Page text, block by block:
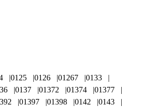
0125 0126 01267
0133
0137 01372 01374
01377
01397 01398 0142
0143